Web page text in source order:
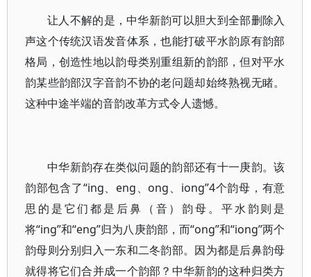
让人不解的是，中华新韵可以胆大到全部删除入
声这个传统汉语发音体系，也能打破平水韵原有韵部
格局，创造性地以韵母类别重组新的韵部，但对平水
韵某些韵部汉字音韵不协的老问题却始终熟视无睹。
这种中途半端的音韵改革方式令人遗憾。
中华新韵存在类似问题的韵部还有十一庚韵。该
韵部包含了“ing、eng、ong、iong”4个韵母，有意
思的是它们都是后鼻（音）韵母。平水韵则是
将“ing”和“eng”归为八庚韵部，而“ong”和“iong”两个
韵母则分别归入一东和二冬韵部。因为都是后鼻韵母
就得将它们合并成一个韵部？中华新韵的这种归类方